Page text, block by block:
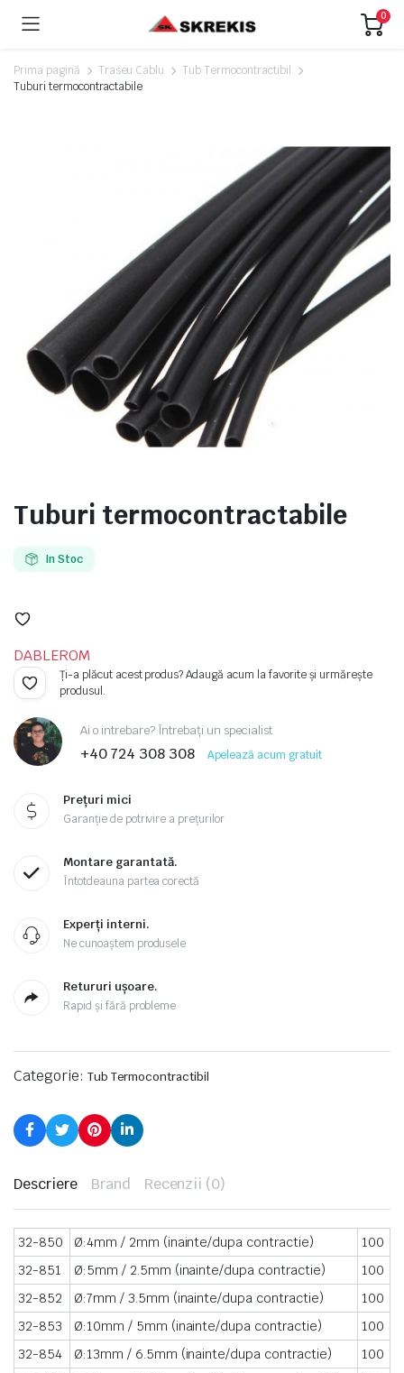
0
Prima pagină Traseu Cablu
Tub Termocontractibil
Tuburi termocontractabile
Tuburi termocontractabile
In Stoc
DABLEROM
Ți-a plăcut acest produs? Adaugă acum la favorite și urmărește
produsul.
Ai o intrebare? Întrebați un specialist
+40 724 308 308 Apelează acum gratuit
Prețuri mici
Garanție de potrivire a prețurilor
Montare garantată.
Întotdeauna partea corectă
Experți interni.
Ne cunoaștem produsele
Retururi ușoare.
Rapid și fără probleme
Categorie: Tub Termocontractibil
Descriere Brand Recenzii (0)
32-850 Ø:4mm / 2mm (inainte/dupa contractie)
100
32-851
Ø:5mm / 2.5mm (inainte/dupa contractie)
100
32-852
Ø:7mm / 3.5mm (inainte/dupa contractie)
100
32-853
Ø:10mm / 5mm (inainte/dupa contractie)
100
32-854
Ø:13mm / 6.5mm (inainte/dupa contractie)
100